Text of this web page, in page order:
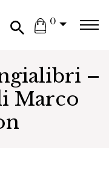
0
–
Marco